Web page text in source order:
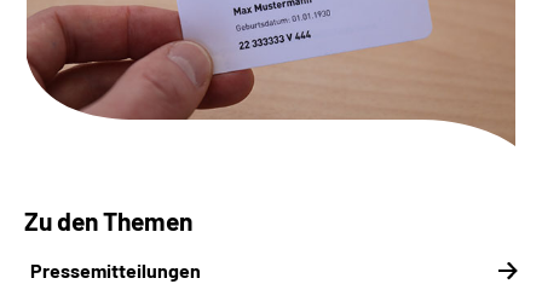
Online-Services
Inhalte in Gebärdensprache (DGS)
Suche
Zu den Themen
Pressemitteilungen